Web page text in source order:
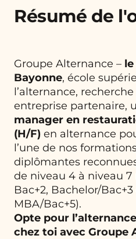
Résumé de
Groupe Alternance –
Bayonne, école
l’alternance,
entreprise partenaire,
manager en
(H/F) en alternance
l’une de nos
diplômantes
de niveau 4 à niveau 7
Bac+2, Bachelor/Bac+3
MBA/Bac+5).
Opte pour
chez toi avec Groupe